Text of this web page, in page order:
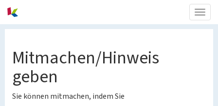
Mitmachen/Hinweis
geben
Sie können mitmachen, indem Sie